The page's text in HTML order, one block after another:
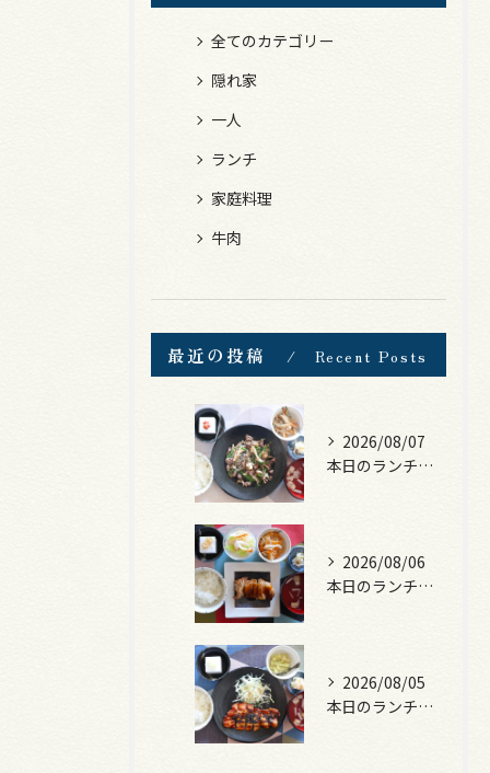
全てのカテゴリー
隠れ家
一人
ランチ
家庭料理
牛肉
最近の投稿 Recent Posts
2026/08/07
本日のランチは、黒毛和牛のチャプチェ！
2026/08/06
本日のランチは、照焼きチキン！
2026/08/05
本日のランチは、ロース豚カツ梅はさみ！